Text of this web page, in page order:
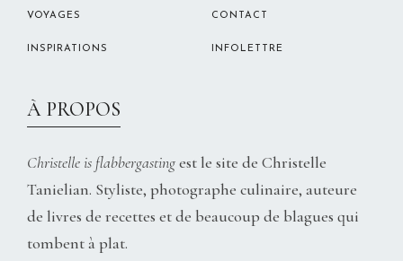
VOYAGES
INSPIRATIONS
CONTACT
INFOLETTRE
À PROPOS
Christelle is flabbergastingest le site de Christelle
Tanielian. Styliste, photographe culinaire, auteure
de livres de recettes et de beaucoup de blagues qui
tombent à plat.